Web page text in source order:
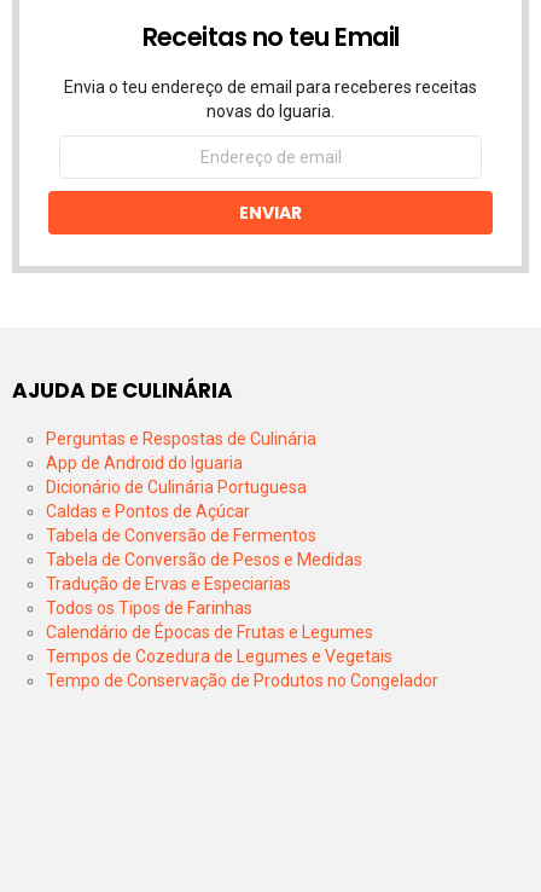
Receitas no teu Email
Envia o teu endereço de email para receberes receitas
novas do Iguaria.
Endereço
email
ENVIAR
AJUDA DE CULINÁRIA
Perguntas e Respostas de Culinária
App de Android do Iguaria
Dicionário de Culinária Portuguesa
Caldas e Pontos de Açúcar
Tabela de Conversão de Fermentos
Tabela de Conversão de Pesos e Medidas
Tradução de Ervas e Especiarias
Todos os Tipos de Farinhas
Calendário de Épocas de Frutas e Legumes
Tempos de Cozedura de Legumes e Vegetais
Tempo de Conservação de Produtos no Congelador